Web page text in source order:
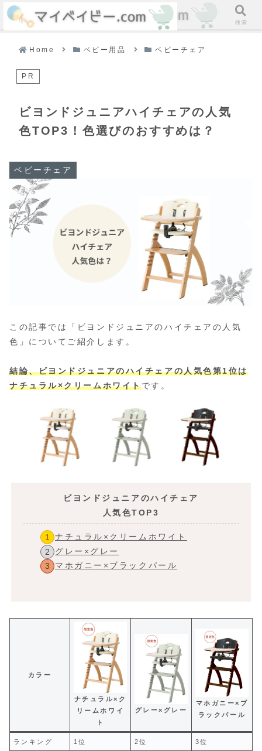
Home ベビー用品 ベビーチェア
PR
ビヨンドジュニアハイチェアの人気
色TOP3！色選びのおすすめは？
ベビーチェア
この記事では「ビヨンドジュニアのハイチェアの人気
色」についてご紹介します。
結論、ビヨンドジュニアのハイチェアの人気色第1位は
ナチュラル×クリームホワイトです。
ビヨンドジュニアのハイチェア
人気色TOP3
ナチュラル×クリームホワイト
グレー×グレー
マホガニー×ブラックパール
カラー
ナチュラル×ク
リームホワイ
ト
グレー×グレー
マホガニー×ブ
ラックパール
ランキング 1位 2位 3位
ホーム 検索